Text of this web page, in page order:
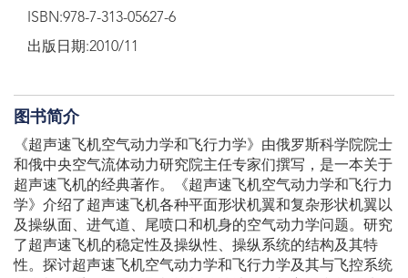
ISBN:978-7-313-05627-6
出版日期:2010/11
图书简介
《超声速飞机空气动力学和飞行力学》由俄罗斯科学院院士
和俄中央空气流体动力研究院主任专家们撰写，是一本关于
超声速飞机的经典著作。《超声速飞机空气动力学和飞行力
学》介绍了超声速飞机各种平面形状机翼和复杂形状机翼以
及操纵面、进气道、尾喷口和机身的空气动力学问题。研究
了超声速飞机的稳定性及操纵性、操纵系统的结构及其特
性。探讨超声速飞机空气动力学和飞行力学及其与飞控系统